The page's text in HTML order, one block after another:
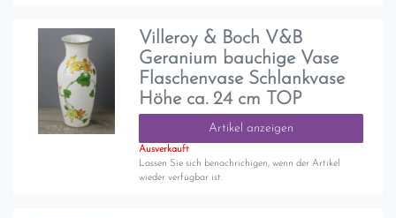
Villeroy & Boch V&B
Geranium bauchige Vase
Flaschenvase Schlankvase
Höhe ca. 24 cm TOP
Artikel anzeigen
Ausverkauft
Lassen Sie sich benachrichigen, wenn der Artikel
wieder verfügbar ist.